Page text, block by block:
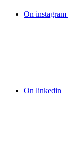
On instagram
On linkedin